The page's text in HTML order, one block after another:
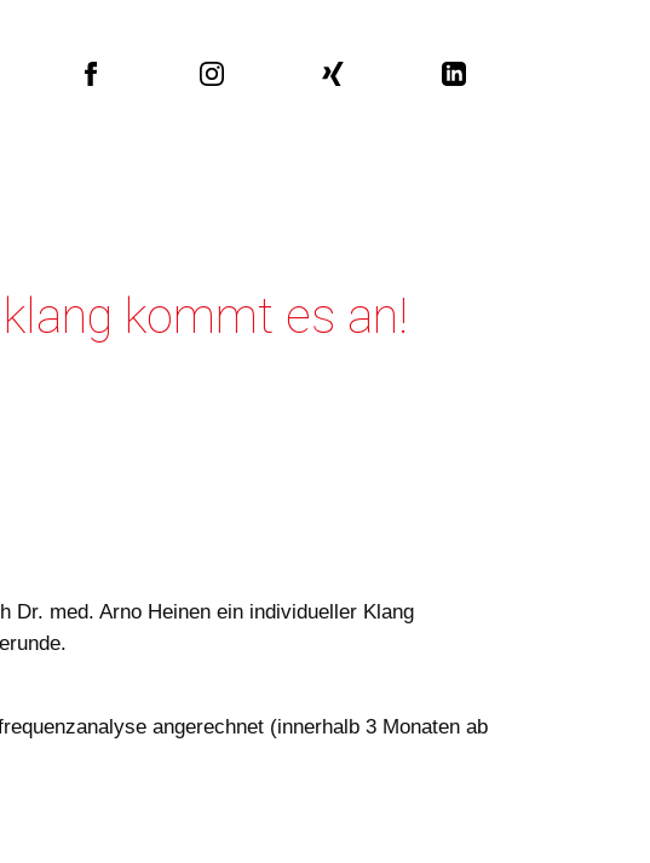
kommt es an!
Dr. med. Arno Heinen ein individueller Klang
angerechnet (innerhalb 3 Monaten ab